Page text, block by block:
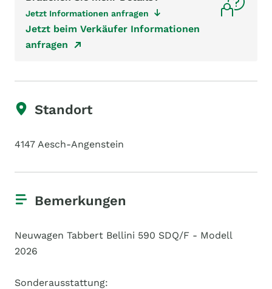
Jetzt Informationen anfragen
Jetzt beim Verkäufer Informationen
anfragen
Standort
4147 Aesch-Angenstein
Bemerkungen
Neuwagen Tabbert Bellini 590 SDQ/F - Modell
2026
Sonderausstattung: